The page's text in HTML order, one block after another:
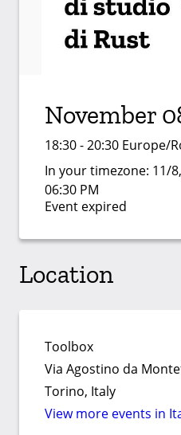
November
18:30 - 20:30 Europe/
In your timezone: 11/
06:30 PM
Event expired
Location
Toolbox
Via Agostino da
Torino, Italy
View more events in